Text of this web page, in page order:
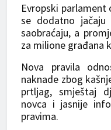
Evropski parlament
se dodatno jačaju
saobraćaju, a
za milione građana
Nova pravila
naknade zbog
prtljag, smještaj
novca i jasnije
pravima.